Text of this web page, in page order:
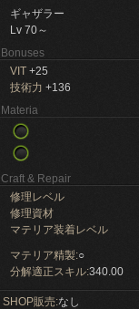
ギャザラー
Lv 70～
Bonuses
VIT +25
技術力 +136
Materia
Craft & Repair
修理レベル
修理資材
マテリア装着レベル
マテリア精製:○
分解適正スキル:340.00
SHOP販売:なし